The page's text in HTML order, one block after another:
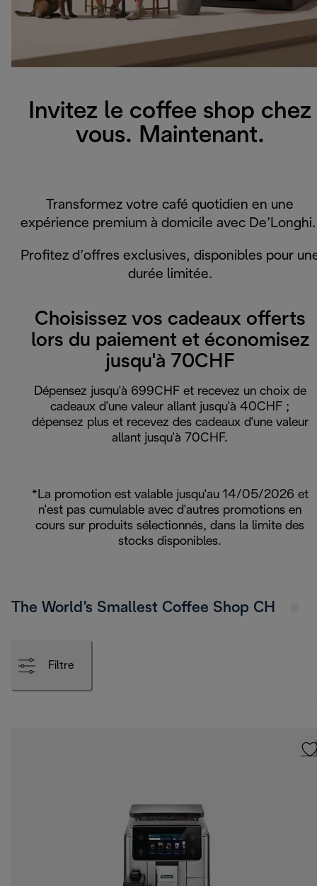
Invitez le coffee shop chez
vous. Maintenant.
Transformez votre café quotidien en une
expérience premium à domicile avec
Profitez d’offres exclusives, disponibles pour
durée limitée.
Choisissez vos cadeaux offerts
lors du paiement et économisez
jusqu'à 70CHF
Dépensez jusqu'à 699CHF et recevez un choix de
cadeaux d'une valeur allant jusqu'à 40CHF ;
dépensez plus et recevez des cadeaux d'une valeur
allant jusqu'à 70CHF.
*La promotion est valable jusqu'au 14/05/2026 et
n'est pas cumulable avec d'autres promotions en
cours sur produits sélectionnés, dans la limite des
stocks disponibles.
The World’s Smallest Coffee Shop CH
Filtre